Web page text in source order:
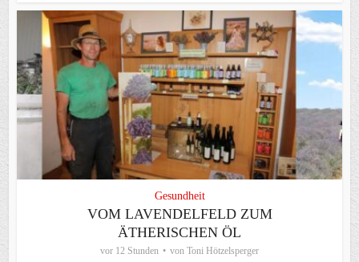
Gesundheit
VOM LAVENDELFELD ZUM
ÄTHERISCHEN ÖL
vor 12 Stunden von Toni Hötzelsperger